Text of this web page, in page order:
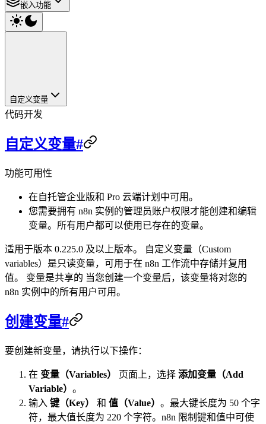
嵌入功能
自定义变量
代码开发
自定义变量#
功能可用性
在自托管企业版和 Pro 云端计划中可用。
您需要拥有 n8n 实例的管理员账户权限才能创建和编辑
变量。所有用户都可以使用已存在的变量。
适用于版本 0.225.0 及以上版本。 自定义变量（Custom
variables）是只读变量，可用于在 n8n 工作流中存储并复用
值。 变量是共享的 当您创建一个变量后，该变量将对您的
n8n 实例中的所有用户可用。
创建变量#
要创建新变量，请执行以下操作：
在 变量（Variables） 页面上，选择 添加变量（Add
Variable） 。
输入 键（Key） 和 值（Value） 。最大键长度为 50 个字
符，最大值长度为 220 个字符。n8n 限制键和值中可使